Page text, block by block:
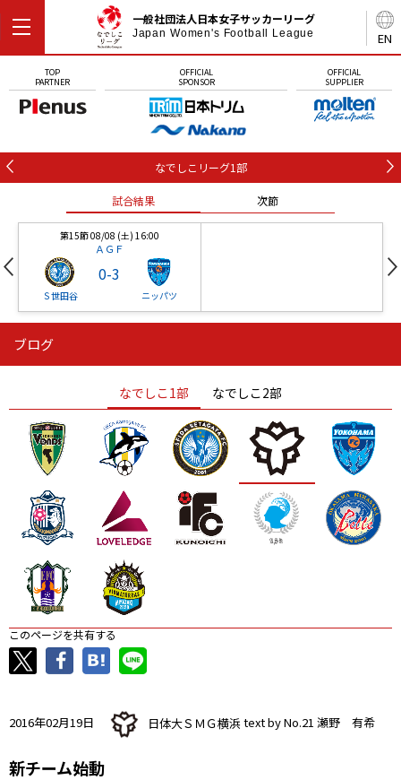
EN
一般社団法人日本女子サッカーリーグ
Japan Women's Football League
TOP
PARTNER
OFFICIAL
SPONSOR
OFFICIAL
SUPPLIER
なでしこリーグ1部
試合結果 次節
第15節 08/08 (土) 16:00
ＡＧＦ
Ｓ世田谷
0-3
ニッパツ
ニッパツ
ニッパツ 名古屋
石人の星
静岡 愛媛Ｌ
ブログ
なでしこ1部 なでしこ2部
このページを共有する
2016年02月19日 日体大ＳＭＧ横浜 text by No.21 瀬野 有希
新チーム始動